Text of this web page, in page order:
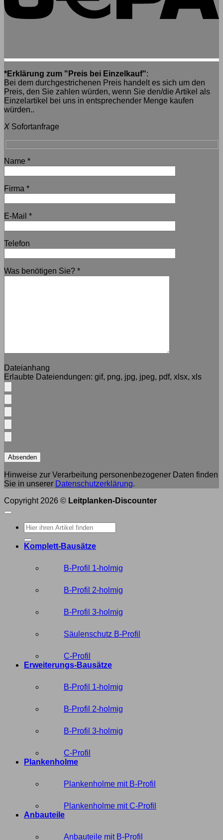
*Erklärung zum "Preis bei Einzelkauf":
Bei dem durchgestrichenen Preis handelt es sich um den
Preis, den Sie zahlen würden, wenn Sie den/die Artikel als
Einzelartikel bei uns in entsprechender Menge kaufen
würden..
X Sofortanfrage
Name *
Firma *
E-Mail *
Telefon
Was benötigen Sie? *
Dateianhang
Erlaubte Dateiendungen: gif, png, jpg, jpeg, pdf, xlsx, xls
Hinweise zur Verarbeitung personenbezogener Daten finden
Sie in unserer Datenschutzerklärung.
Copyright 2026 © Leitplanken-Discounter
Suche
nach:
Komplett-Bausätze
B-Profil 1-holmig
B-Profil 2-holmig
B-Profil 3-holmig
Säulenschutz B-Profil
C-Profil
Erweiterungs-Bausätze
B-Profil 1-holmig
B-Profil 2-holmig
B-Profil 3-holmig
C-Profil
Plankenholme
Plankenholme mit B-Profil
Plankenholme mit C-Profil
Anbauteile
Anbauteile mit B-Profil